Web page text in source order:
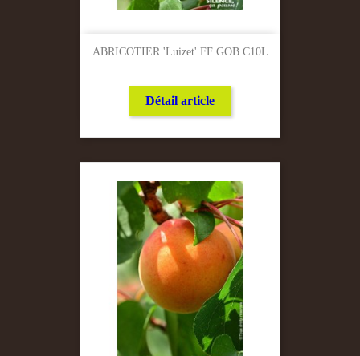
ABRICOTIER 'Luizet' FF GOB C10L
Détail article